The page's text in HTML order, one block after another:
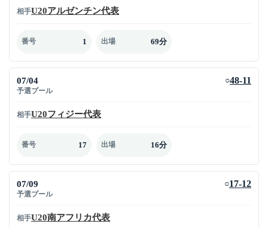
相手U20アルゼンチン代表
番号 1 出場 69分
07/04
予選プール
○48-11
相手U20フィジー代表
番号 17 出場 16分
07/09
予選プール
○17-12
相手U20南アフリカ代表